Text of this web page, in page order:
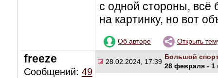
с одной стороны, всё
на картинку, но вот
Об авторе Открыть
freeze
Сообщений: 49
28.02.2024, 17:39
Большой
28 февраля - 1